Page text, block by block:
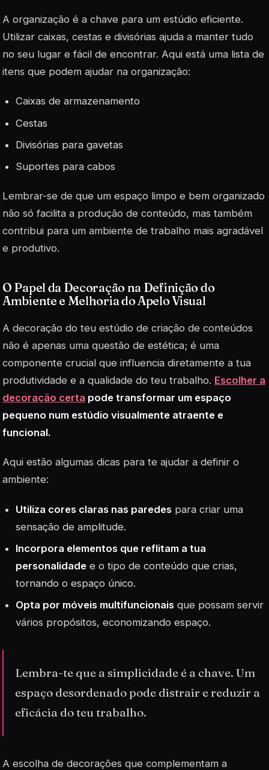
A organização é a chave para um estúdio eficiente.
Utilizar caixas, cestas e divisórias ajuda a manter tudo
no seu lugar e fácil de encontrar. Aqui está uma lista de
itens que podem ajudar na organização:
Caixas de armazenamento
Cestas
Divisórias para gavetas
Suportes para cabos
Lembrar-se de que um espaço limpo e bem organizado
não só facilita a produção de conteúdo, mas também
contribui para um ambiente de trabalho mais agradável
e produtivo.
O Papel da Decoração na Definição do
Ambiente e Melhoria do Apelo Visual
A decoração do teu estúdio de criação de conteúdos
não é apenas uma questão de estética; é uma
componente crucial que influencia diretamente a tua
produtividade e a qualidade do teu trabalho. Escolher a
decoração certa pode transformar um espaço
pequeno num estúdio visualmente atraente e
funcional.
Aqui estão algumas dicas para te ajudar a definir o
ambiente:
Utiliza cores claras nas paredes para criar uma
sensação de amplitude.
Incorpora elementos que reflitam a tua
personalidade e o tipo de conteúdo que crias,
tornando o espaço único.
Opta por móveis multifuncionais que possam servir
vários propósitos, economizando espaço.
Lembra-te que a simplicidade é a chave. Um
espaço desordenado pode distrair e reduzir a
eficácia do teu trabalho.
A escolha de decorações que complementam a